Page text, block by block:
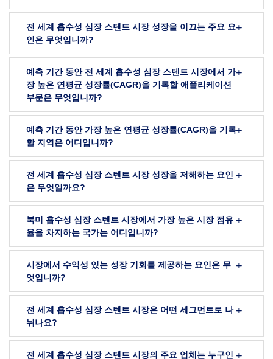
전 세계 흡수성 심장 스텐트 시장 성장을 이끄는 주요 요
인은 무엇입니까?
예측 기간 동안 전 세계 흡수성 심장 스텐트 시장에서 가
장 높은 연평균 성장률(CAGR)을 기록할 애플리케이션
부문은 무엇입니까?
예측 기간 동안 가장 높은 연평균 성장률(CAGR)을 기록
할 지역은 어디입니까?
전 세계 흡수성 심장 스텐트 시장 성장을 저해하는 요인
은 무엇일까요?
북미 흡수성 심장 스텐트 시장에서 가장 높은 시장 점유
율을 차지하는 국가는 어디입니까?
시장에서 수익성 있는 성장 기회를 제공하는 요인은 무
엇입니까?
전 세계 흡수성 심장 스텐트 시장은 어떤 세그먼트로 나
뉘나요?
전 세계 흡수성 심장 스텐트 시장의 주요 업체는 누구인